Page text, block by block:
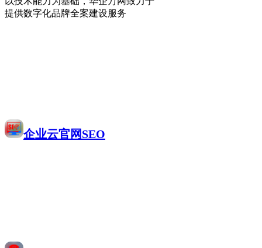
提供数字化品牌全案建设服务
企业云官网SEO